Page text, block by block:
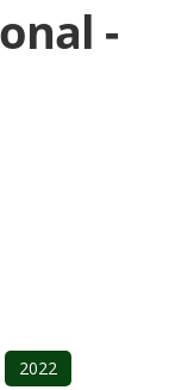
-
2022